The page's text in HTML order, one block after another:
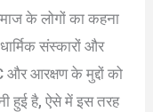
के लोगों का कहना
संस्कारों और
और आरक्षण के मुद्दों को
हुई है, ऐसे में इस तरह